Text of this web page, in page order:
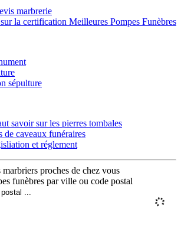
marbrerie
la certification Meilleures Pompes Funèbres
sépulture
savoir sur les pierres tombales
de caveaux funéraires
et réglement
proches de chez vous
funèbres par ville ou code postal